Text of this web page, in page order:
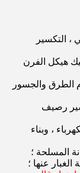
، التكسير
هيكل الفرن
الطرق والجسور
رصيف
، وبناء
المسلحة ؛
عنها ؛